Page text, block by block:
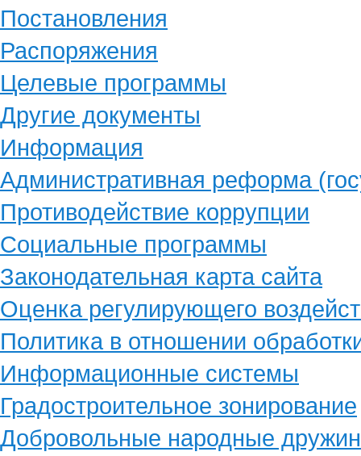
Постановления
Распоряжения
Целевые программы
Другие документы
Информация
Административная реформа
Противодействие коррупции
Социальные программы
Законодательная карта сайта
Оценка регулирующего
Политика в отношении
Информационные системы
Градостроительное зонирование
Добровольные народные